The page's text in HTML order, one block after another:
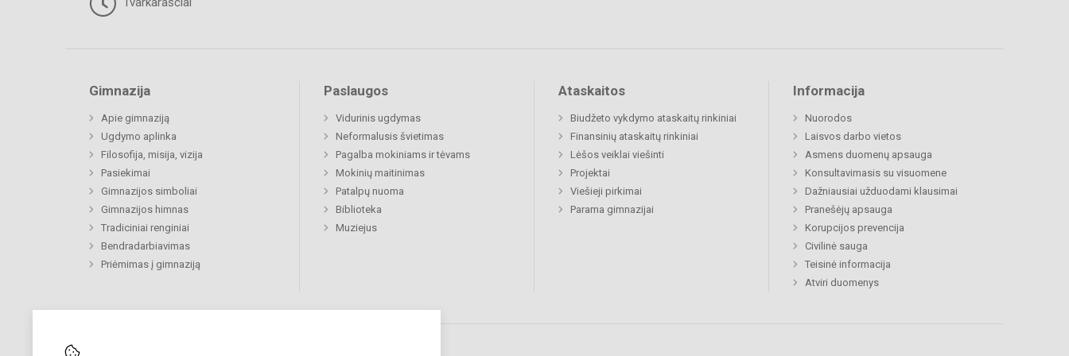
Gimnazija
Apie gimnaziją
Ugdymo aplinka
Filosofija, misija, vizija
Pasiekimai
Gimnazijos simboliai
Gimnazijos himnas
Tradiciniai renginiai
Bendradarbiavimas
Priėmimas į gimnaziją
Paslaugos
Vidurinis ugdymas
Neformalusis švietimas
Pagalba mokiniams ir tėvams
Mokinių maitinimas
Patalpų nuoma
Biblioteka
Muziejus
Ataskaitos
Biudžeto vykdymo ataskaitų rinkiniai
Finansinių ataskaitų rinkiniai
Lėšos veiklai viešinti
Projektai
Viešieji pirkimai
Parama gimnazijai
Informacija
Nuorodos
Laisvos darbo vietos
Asmens duomenų apsauga
Konsultavimasis su visuomene
Dažniausiai užduodami klausimai
Pranešėjų apsauga
Korupcijos prevencija
Civilinė sauga
Teisinė informacija
Atviri duomenys